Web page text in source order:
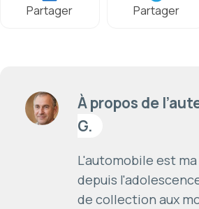
Partager Partager
À propos de
G.
L'automobile est
depuis
de collection aux